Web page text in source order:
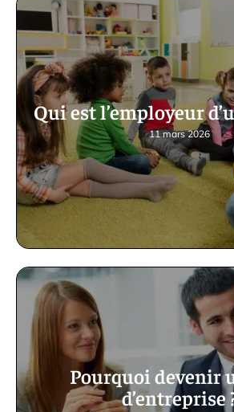
Qui est l’employeur
11 mars 2026
Pourquoi devenir
d’entreprise